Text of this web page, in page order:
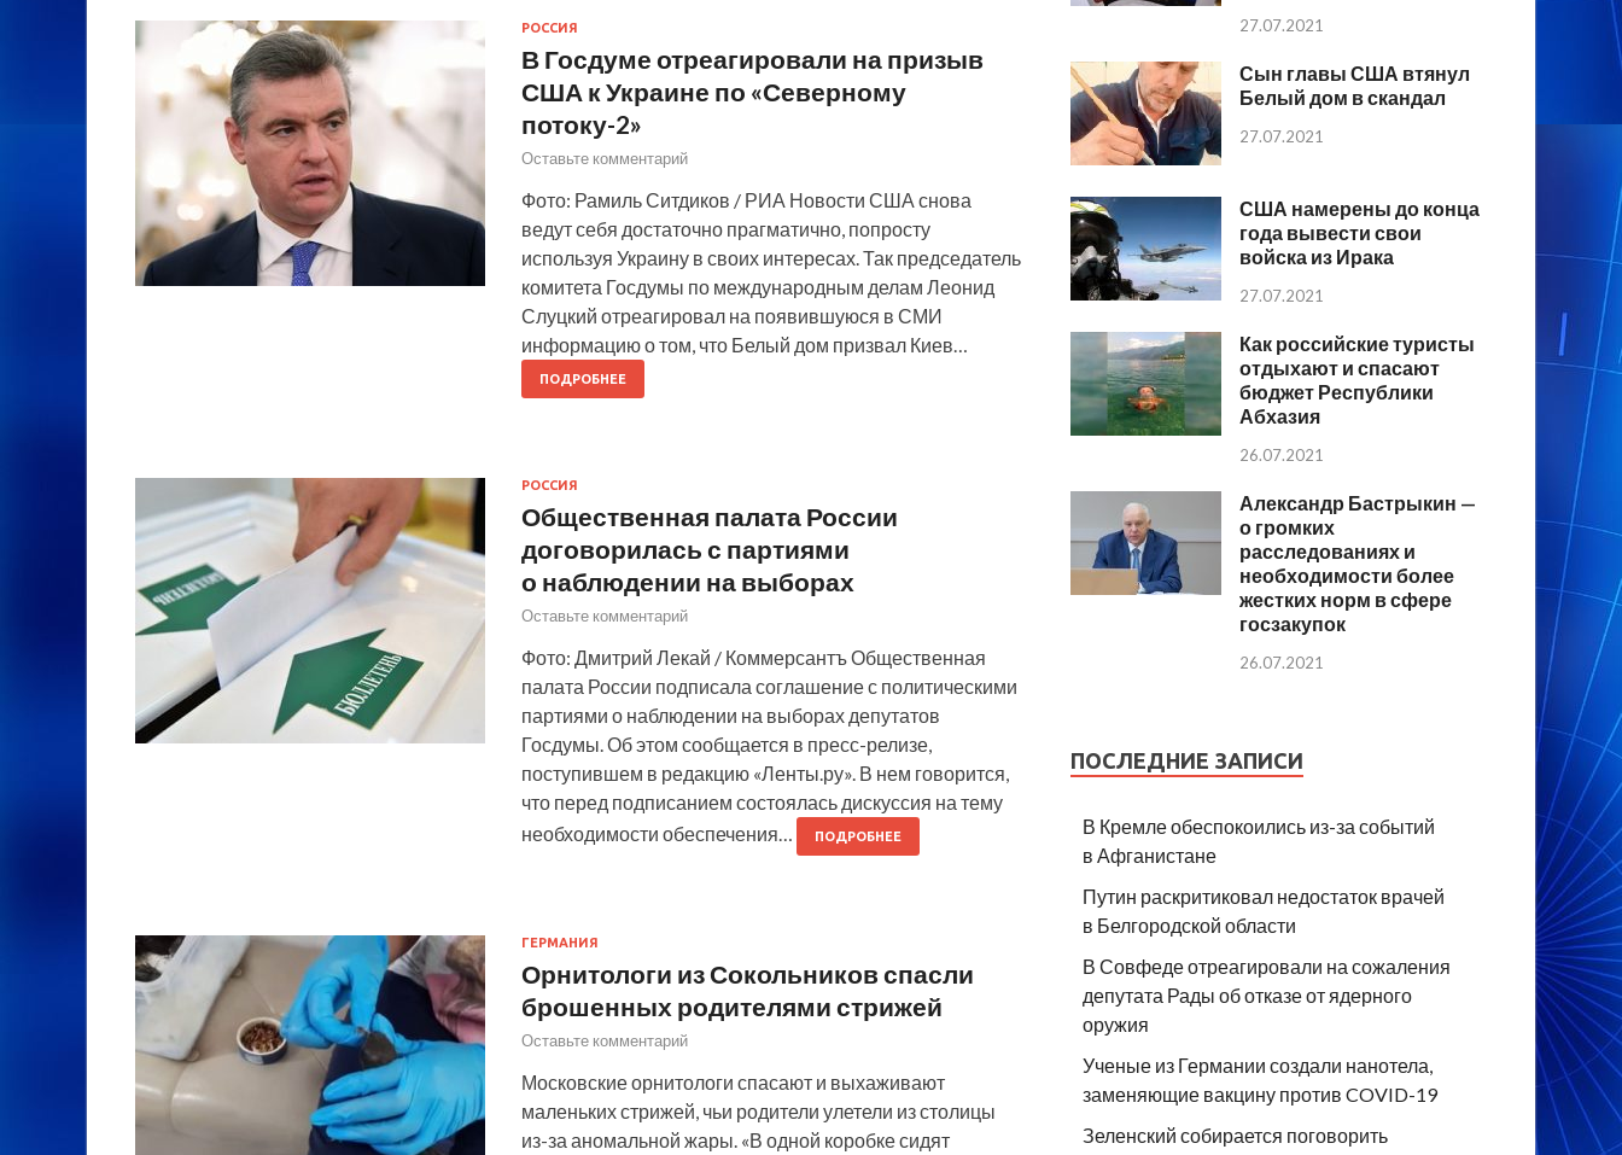
РОССИЯ
В Госдуме отреагировали на призыв
США к Украине по «Северному
потоку-2»
Оставьте комментарий
Фото: Рамиль Ситдиков / РИА Новости США снова
ведут себя достаточно прагматично, попросту
используя Украину в своих интересах. Так председатель
комитета Госдумы по международным делам Леонид
Слуцкий отреагировал на появившуюся в СМИ
информацию о том, что Белый дом призвал Киев…
ПОДРОБНЕЕ
РОССИЯ
Общественная палата России
договорилась с партиями
о наблюдении на выборах
Оставьте комментарий
Фото: Дмитрий Лекай / Коммерсантъ Общественная
палата России подписала соглашение с политическими
партиями о наблюдении на выборах депутатов
Госдумы. Об этом сообщается в пресс-релизе,
поступившем в редакцию «Ленты.ру». В нем говорится,
что перед подписанием состоялась дискуссия на тему
необходимости обеспечения…
ПОДРОБНЕЕ
ГЕРМАНИЯ
Орнитологи из Сокольников спасли
брошенных родителями стрижей
Оставьте комментарий
Московские орнитологи спасают и выхаживают
маленьких стрижей, чьи родители улетели из столицы
из-за аномальной жары. «В одной коробке сидят
27.07.2021
Сын главы США втянул
Белый дом в скандал
27.07.2021
США намерены до конца
года вывести свои
войска из Ирака
27.07.2021
Как российские туристы
отдыхают и спасают
бюджет Республики
Абхазия
26.07.2021
Александр Бастрыкин —
о громких
расследованиях и
необходимости более
жестких норм в сфере
госзакупок
26.07.2021
ПОСЛЕДНИЕ ЗАПИСИ
В Кремле обеспокоились из-за событий
в Афганистане
Путин раскритиковал недостаток врачей
в Белгородской области
В Совфеде отреагировали на сожаления
депутата Рады об отказе от ядерного
оружия
Ученые из Германии создали нанотела,
заменяющие вакцину против COVID-19
Зеленский собирается поговорить